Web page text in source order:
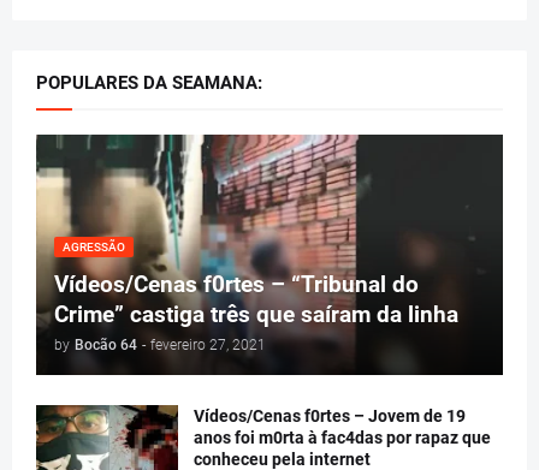
POPULARES DA SEAMANA:
AGRESSÃO
Vídeos/Cenas f0rtes – “Tribunal do
Crime” castiga três que saíram da linha
by Bocão 64 - fevereiro 27, 2021
Vídeos/Cenas f0rtes – Jovem de 19
anos foi m0rta à fac4das por rapaz que
conheceu pela internet